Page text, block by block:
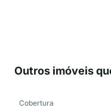
Outros imóveis
Cobertura